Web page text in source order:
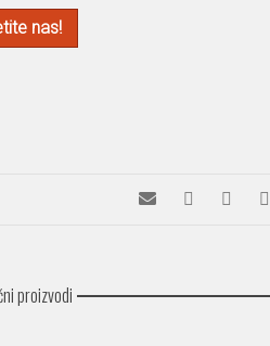
nas!
proizvodi